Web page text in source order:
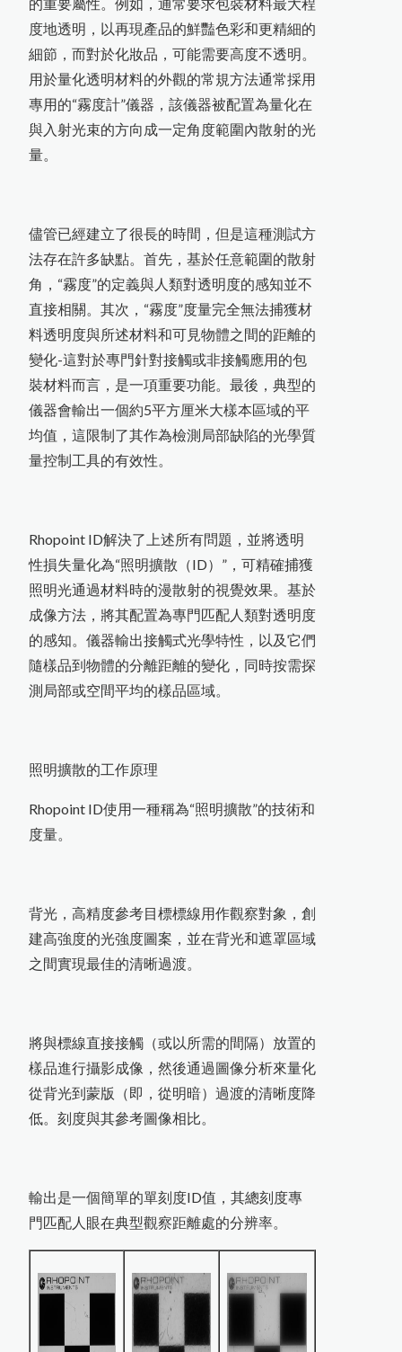
關於我們
日
本
K
E
T
T
膜
厚
計
台
灣
區
總
代
理
商
-
-
-
-
-
中
燦
科
技
日
本
K
E
T
T
水
分
計
台
灣
區
總
代
理
商
-
-
-
-
中
燦
科
技
英
國
R
H
O
P
O
I
N
T
光
澤
度
計
台
灣
區
總
代
理
-
-
-
-
中
燦
科
技
美
國
D
e
F
e
l
s
k
o
台
灣
區
P
R
I
M
E
主
要
代
理
商
-
-
-
-
-
中
燦
科
技
各類水分測定儀器
紅外線水分計
木材水分計
近赤外線NIR偵測儀器
近赤外線NIR水分測定儀
近赤外線NIR成分分析儀
膜
厚
計
及
電
鍍
塗
裝
檢
測
儀器
日本KETT 手持式膜厚計
美國PosiTector塗裝膜厚計
美國DeFelsko塗裝檢測儀器
電解式及其他膜厚計
光澤度計及光學檢測儀器
英國RHOPOINT 光澤度計
色差分析儀器
農業相關檢測儀器
農產專用水分計
小型精米器Pearlest
精米白度計C-600
適期收割判定器OT-300
金
屬
探
測
及
工
程
相
關
檢
測
儀
器
混凝土及水泥相關測試儀器
道路及瀝青相關檢測儀器
品管分析相關檢測設備
鹽水噴霧試驗機
超音波測厚儀
其他綜合儀器
爐溫記錄器
紅外線測溫器
數字式溫度計
溫濕度計 / 露點計
如
何
根
據
A
S
T
M
D
3
3
5
9
M
e
t
h
o
d
B
規
範
進
行
百
格
刮
刀
附
著
力
試
驗
HI-540E混凝土水分計開始銷售
使
用
P
o
s
i
T
e
c
t
o
r
G
L
S
光
澤
度
儀
測
量
光
澤
度
日本KETT 會長與夫人來訪
微小測孔光澤度計的應用
如何測量曲面的光澤度？
磁
性
式
膜
厚
計
測
量
鐵
鍍
鋅
厚
度
的
方
OPC有機感光鼓塗層損耗測量
如何測量不鏽鋼上的塗層厚度
渦電流膜厚計的測量原理
印
刷
電
路
板
上
的
保
護
塗
層
厚
度
測量
電磁式膜厚計的測量原理
美
國
D
e
F
e
l
s
k
o
台
灣
區
授
權
服
務
中心
L-600統計型膜厚計
PosiTest HHD C高壓針孔測試儀
N
o
v
o
-
C
u
r
v
e
4
小
物
(
曲
面
)
光
澤
度計
日
本
K
E
T
T
L
-
2
0
0
J
系
列
膜
厚
計
停
產
通
知
L-500統計印表型膜厚計
PosiTest CMM混凝土水分計
MT-730木材水分計開始銷售
P
o
s
i
T
e
s
t
A
T
-
M
拉
拔
測
試
儀
更
換
全
新
螢
度地透明，以再現產品的鮮豔色彩和更精細的
細節，而對於化妝品，可能需要高度不透明。
用於量化透明材料的外觀的常規方法通常採用
專用的“霧度計”儀器，該儀器被配置為量化在
與入射光束的方向成一定角度範圍內散射的光
量。
儘管已經建立了很長的時間，但是這種測試方
法存在許多缺點。首先，基於任意範圍的散射
角，“霧度”的定義與人類對透明度的感知並不
直接相關。其次，“霧度”度量完全無法捕獲材
料透明度與所述材料和可見物體之間的距離的
變化-這對於專門針對接觸或非接觸應用的包
裝材料而言，是一項重要功能。最後，典型的
儀器會輸出一個約5平方厘米大樣本區域的平
均值，這限制了其作為檢測局部缺陷的光學質
量控制工具的有效性。
Rhopoint ID解決了上述所有問題，並將透明
性損失量化為“照明擴散（ID）”，可精確捕獲
照明光通過材料時的漫散射的視覺效果。基於
成像方法，將其配置為專門匹配人類對透明度
的感知。儀器輸出接觸式光學特性，以及它們
隨樣品到物體的分離距離的變化，同時按需探
測局部或空間平均的樣品區域。
照明擴散的工作原理
Rhopoint ID使用一種稱為“照明擴散”的技術和
度量。
背光，高精度參考目標標線用作觀察對象，創
建高強度的光強度圖案，並在背光和遮罩區域
之間實現最佳的清晰過渡。
將與標線直接接觸（或以所需的間隔）放置的
樣品進行攝影成像，然後通過圖像分析來量化
從背光到蒙版（即，從明暗）過渡的清晰度降
低。刻度與其參考圖像相比。
輸出是一個簡單的單刻度ID值，其總刻度專
門匹配人眼在典型觀察距離處的分辨率。